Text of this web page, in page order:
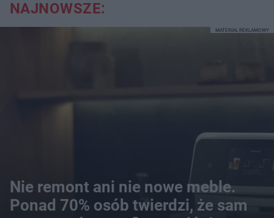
NAJNOWSZE:
Nie remont ani nie nowe meble.
Ponad 70% osób twierdzi, że sam
MATERIAŁ REKLAMOWY